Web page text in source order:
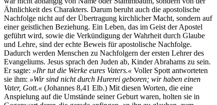
Ähnlichkeit des Charakters. Darum beruht auch die apostolische
Nachfolge nicht auf der Übertragung kirchlicher Macht, sondern auf
einer geistlichen Beziehung. Ein Leben, das im Geist der Apostel
geführt wird, sowie die Verkündigung der Wahrheit durch Glaube
und Lehre, sind der echte Beweis für apostolische Nachfolge.
Dadurch werden Menschen zu Nachfolgern der ersten Lehrer des
Evangeliums. Jesus sprach den Juden ab, Kinder Abrahams zu sein.
Er sagte: »Ihr tut die Werke eures Vaters.« Voller Spott antworteten
sie ihm: »Wir sind nicht durch Hurerei geboren; wir haben einen
Vater, Gott.« (Johannes 8,41 Elb.) Mit diesen Worten, die eine
Anspielung auf die Umstände seiner Geburt waren, holten sie in